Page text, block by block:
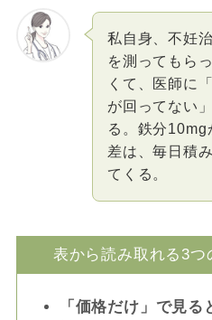
私自身、不妊
を測ってもら
くて、医師に
が回ってない
る。鉄分
差は、毎日積
てくる。
表から読み取れる3つ
「価格だけ」で見